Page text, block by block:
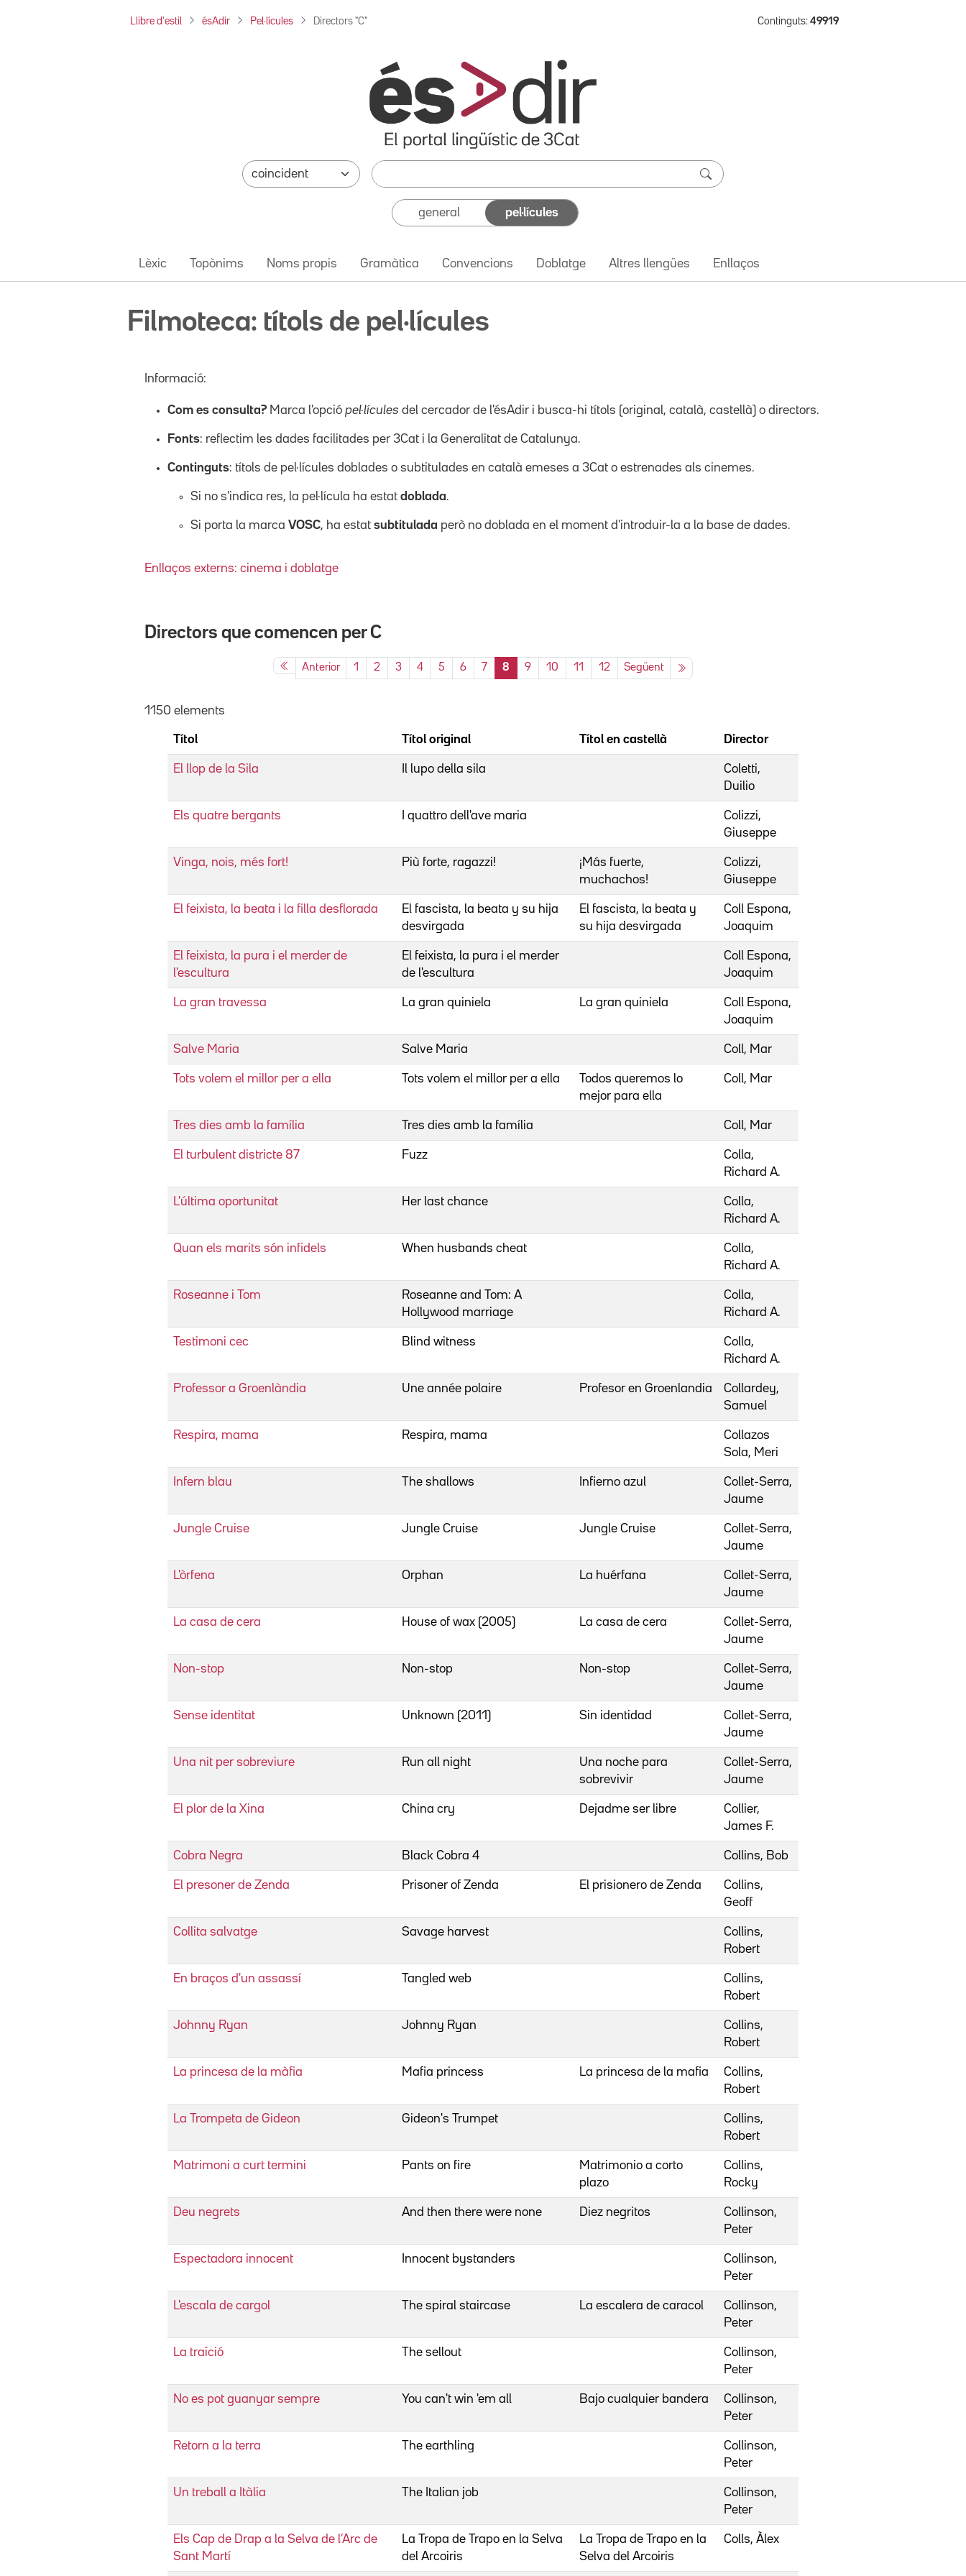
Llibre d'estil ésAdir Pel·lícules Directors "C" Continguts: 49919
general pel·lícules
Lèxic Topònims Noms propis Gramàtica Convencions Doblatge Altres llengües Enllaços
Filmoteca: títols de pel·lícules
Informació:
Com es consulta? Marca l'opció pel·lícules del cercador de l'ésAdir i busca-hi títols (original, català, castellà) o directors.
Fonts: reflectim les dades facilitades per 3Cat i la Generalitat de Catalunya.
Continguts: títols de pel·lícules doblades o subtitulades en català emeses a 3Cat o estrenades als cinemes.
Si no s'indica res, la pel·lícula ha estat doblada.
Si porta la marca VOSC, ha estat subtitulada però no doblada en el moment d'introduir-la a la base de dades.
Enllaços externs: cinema i doblatge
Directors que comencen per C
Anterior 1 2 3 4 5 6 7 8 9 10 11 12 Següent
1150 elements
Títol Títol original Títol en castellà Director
El llop de la Sila Il lupo della sila
Coletti,
Duilio
Els quatre bergants I quattro dell'ave maria
Colizzi,
Giuseppe
Vinga, nois, més fort! Più forte, ragazzi!
¡Más fuerte,
muchachos!
Colizzi,
Giuseppe
El feixista, la beata i la filla desflorada
El fascista, la beata y su hija
desvirgada
El fascista, la beata y
su hija desvirgada
Coll Espona,
Joaquim
El feixista, la pura i el merder de
l'escultura
El feixista, la pura i el merder
de l'escultura
Coll Espona,
Joaquim
La gran travessa La gran quiniela La gran quiniela
Coll Espona,
Joaquim
Salve Maria Salve Maria Coll, Mar
Tots volem el millor per a ella Tots volem el millor per a ella
Todos queremos lo
mejor para ella
Coll, Mar
Tres dies amb la família Tres dies amb la família Coll, Mar
El turbulent districte 87 Fuzz
Colla,
Richard A.
L'última oportunitat Her last chance
Colla,
Richard A.
Quan els marits són infidels When husbands cheat
Colla,
Richard A.
Roseanne i Tom
Roseanne and Tom: A
Hollywood marriage
Colla,
Richard A.
Testimoni cec Blind witness
Colla,
Richard A.
Professor a Groenlàndia Une année polaire Profesor en Groenlandia
Collardey,
Samuel
Respira, mama Respira, mama
Collazos
Sola, Meri
Infern blau The shallows Infierno azul
Collet-Serra,
Jaume
Jungle Cruise Jungle Cruise Jungle Cruise
Collet-Serra,
Jaume
L'òrfena Orphan La huérfana
Collet-Serra,
Jaume
La casa de cera House of wax (2005) La casa de cera
Collet-Serra,
Jaume
Non-stop Non-stop Non-stop
Collet-Serra,
Jaume
Sense identitat Unknown (2011) Sin identidad
Collet-Serra,
Jaume
Una nit per sobreviure Run all night
Una noche para
sobrevivir
Collet-Serra,
Jaume
El plor de la Xina China cry Dejadme ser libre
Collier,
James F.
Cobra Negra Black Cobra 4 Collins, Bob
El presoner de Zenda Prisoner of Zenda El prisionero de Zenda
Collins,
Geoff
Collita salvatge Savage harvest
Collins,
Robert
En braços d'un assassí Tangled web
Collins,
Robert
Johnny Ryan Johnny Ryan
Collins,
Robert
La princesa de la màfia Mafia princess La princesa de la mafia
Collins,
Robert
La Trompeta de Gideon Gideon's Trumpet
Collins,
Robert
Matrimoni a curt termini Pants on fire
Matrimonio a corto
plazo
Collins,
Rocky
Deu negrets And then there were none Diez negritos
Collinson,
Peter
Espectadora innocent Innocent bystanders
Collinson,
Peter
L'escala de cargol The spiral staircase La escalera de caracol
Collinson,
Peter
La traïció The sellout
Collinson,
Peter
No es pot guanyar sempre You can't win 'em all Bajo cualquier bandera
Collinson,
Peter
Retorn a la terra The earthling
Collinson,
Peter
Un treball a Itàlia The Italian job
Collinson,
Peter
Els Cap de Drap a la Selva de l’Arc de
Sant Martí
La Tropa de Trapo en la Selva
del Arcoiris
La Tropa de Trapo en la
Selva del Arcoiris
Colls, Àlex